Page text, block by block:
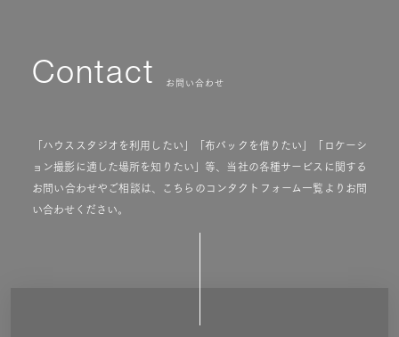
Contact お問い合わせ
「ハウススタジオを利用したい」「布バックを借りたい」「ロケーシ
ョン撮影に適した場所を知りたい」等、当社の各種サービスに関する
お問い合わせやご相談は、こちらのコンタクトフォーム一覧よりお問
い合わせください。